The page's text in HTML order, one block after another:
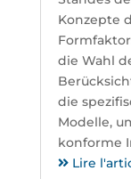
Konzepte
die Wahl
die
Modelle,
konforme
Lire